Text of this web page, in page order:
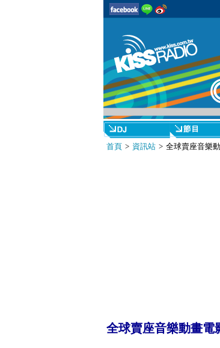
首頁> 資訊站> 全球賣座音樂動
全球賣座音樂動畫電